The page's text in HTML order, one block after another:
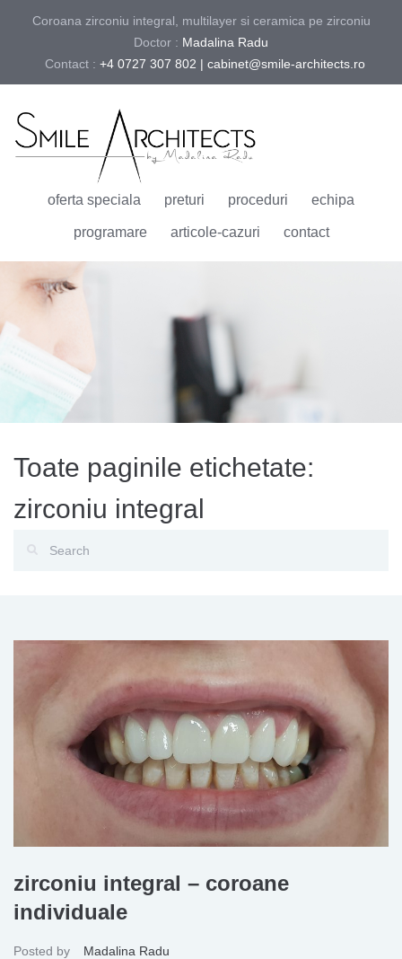
Coroana zirconiu integral, multilayer si ceramica pe zirconiu
Doctor : Madalina Radu
Contact : +4 0727 307 802 | cabinet@smile-architects.ro
oferta speciala preturi proceduri echipa
programare articole-cazuri contact
Toate paginile etichetate:
zirconiu integral
zirconiu integral – coroane
individuale
Posted by Madalina Radu